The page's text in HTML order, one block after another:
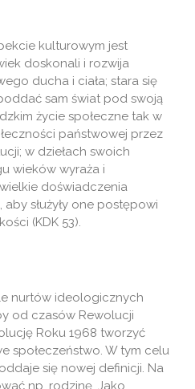
kulturowym jest
doskonali i rozwija
ducha i ciała; stara się
sam świat pod swoją
życie społeczne tak w
państwowej przez
w dziełach swoich
wieków wyraża i
doświadczenia
służyły one postępowi
(KDK 53).
nurtów ideologicznych
od czasów Rewolucji
Roku 1968 tworzyć
społeczeństwo. W tym celu
się nowej definicji. Na
np. rodzinę. Jako